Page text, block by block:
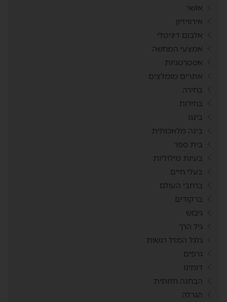
אושר
אירוויזיון
אלבום דיגיטלי
אמצעי המחשה
אסטרטגיות
אתרים מומלצים
בחירה
בחירות
בינגו
בינה מלאכותית
בית ספר
בעיות מילוליות
בעלי חיים
ברחבי העולם
ברקודים
גיבוש
גיל הרך
גלגל המזל רגשות
גרפים
דומינו
הבחנה חזותית
הגרלה